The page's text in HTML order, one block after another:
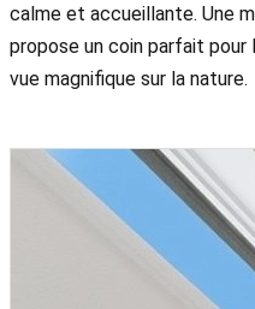
calme et accueillante. Une
propose un coin parfait pour
vue magnifique sur la nature.